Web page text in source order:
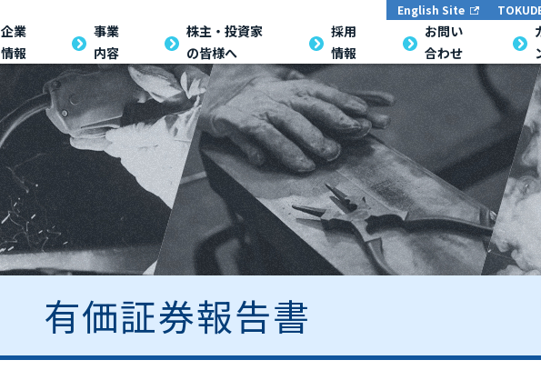
English Site
企業
情報
事業
内容
株主・投資家
の皆様へ
採用
情報
お問い
合わせ
有価証券報告書